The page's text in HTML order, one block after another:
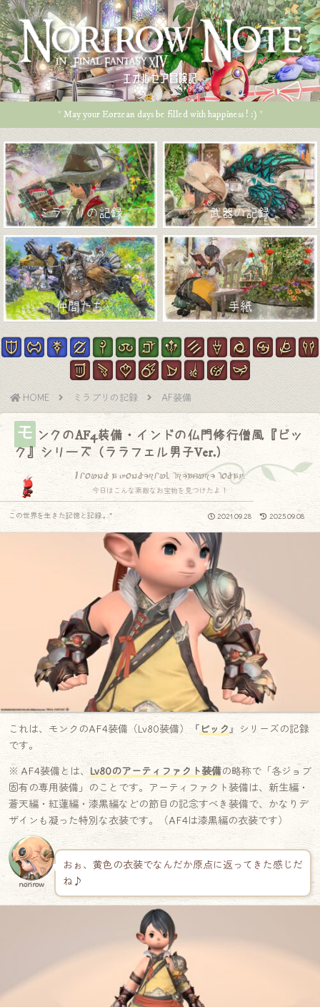
エオルゼア冒険記
* May your Eorzean days be filled with happiness ! :) *
ミラプリの記録 武器の記録
仲間たち 手紙
HOME ミラプリの記録 AF装備
モ ンクのAF4装備・インドの仏門修行僧風『ビッ
ク』シリーズ（ララフェル男子Ver.）
I found a wonderful treasure today.
今日はこんな素敵なお宝物を見つけたよ！
2021.09.28 2025.09.08
この世界を生きた記憶と記録.｡.:*
これは、モンクのAF4装備（Lv80装備）『 ビック』シリーズの記録
です。
※ AF4装備とは、 Lv80のアーティファクト装備の略称で「各ジョブ
固有の専用装備」のことです。アーティファクト装備は、新生編・
蒼天編・紅蓮編・漆黒編などの節目の記念すべき装備で、かなりデ
ザインも凝った特別な衣装です。（AF4は漆黒編の衣装です）
norirow
おぉ、黄色の衣装でなんだか原点に返ってきた感じだ
ね♪